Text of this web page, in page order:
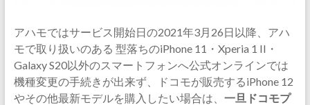
アハモではサービス開始日の2021年3月26日以降、アハ
モで取り扱いのある 型落ちのiPhone 11・Xperia 1 II・
Galaxy S20以外のスマートフォンへ公式オンラインでは
機種変更の手続きが出来ず、ドコモが販売するiPhone 12
やその他最新モデルを購入したい場合は、 一旦ドコモプ